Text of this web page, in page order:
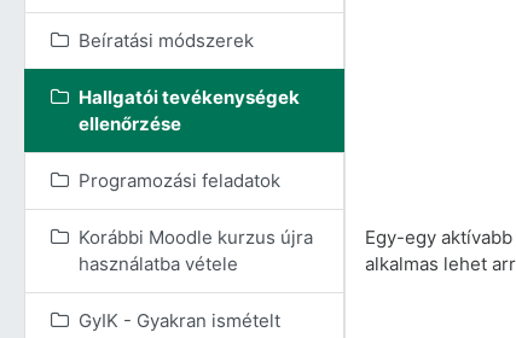
Egy-egy
alkalmas lehet
Beíratási módszerek
Hallgatói tevékenységek
ellenőrzése
Programozási feladatok
Korábbi Moodle kurzus újra
használatba vétele
GyIK - Gyakran ismételt